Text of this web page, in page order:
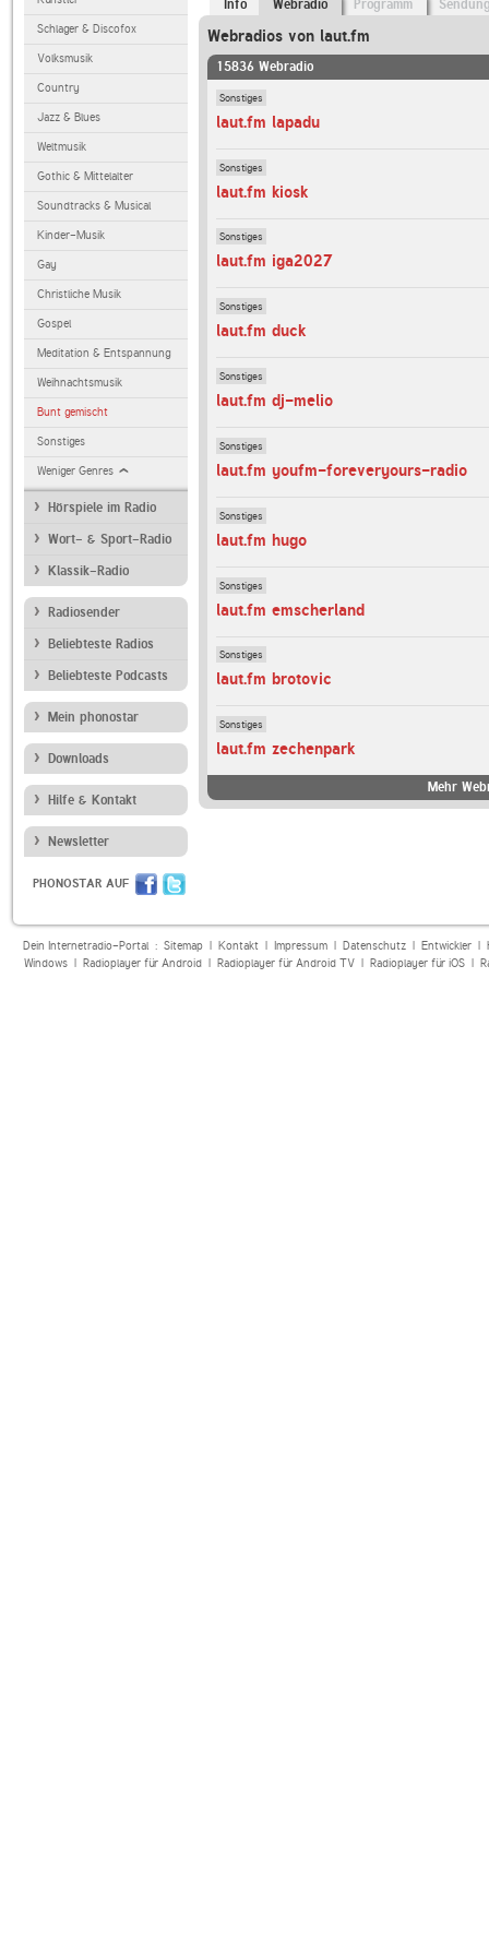
Schlager & Discofox
Volksmusik
Country
Jazz & Blues
Weltmusik
Gothic & Mittelalter
Soundtracks & Musical
Kinder-Musik
Gay
Christliche Musik
Gospel
Meditation & Entspannung
Weihnachtsmusik
Bunt gemischt
Sonstiges
Weniger Genres
Hörspiele im Radio
Wort- & Sport-Radio
Klassik-Radio
Radiosender
Beliebteste Radios
Beliebteste Podcasts
Mein phonostar
Downloads
Hilfe & Kontakt
Newsletter
PHONOSTAR AUF
Info Webradio Programm
Webradios von laut.fm
15836 Webradio
Sonstiges
laut.fm lapadu
Sonstiges
laut.fm kiosk
Sonstiges
laut.fm iga2027
Sonstiges
laut.fm duck
Sonstiges
laut.fm dj-melio
Sonstiges
laut.fm youfm-foreveryours-radio
Sonstiges
laut.fm hugo
Sonstiges
laut.fm emscherland
Sonstiges
laut.fm brotovic
Sonstiges
laut.fm zechenpark
Mehr
Dein Internetradio-Portal : Sitemap| Kontakt| Impressum| Datenschutz| Entwickler|
Windows| Radioplayer für Android| Radioplayer für Android TV| Radioplayer für iOS|